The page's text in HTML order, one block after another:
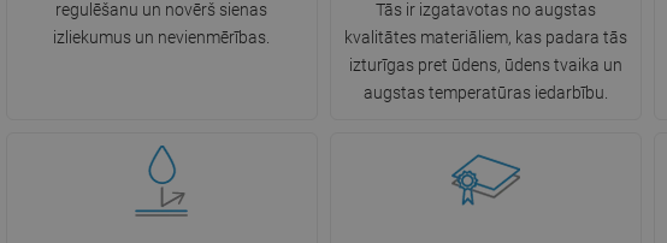
regulēšanu un novērš sienas
izliekumus un nevienmērības.
Tās ir izgatavotas no augstas
kvalitātes materiāliem, kas padara tās
izturīgas pret ūdens, ūdens tvaika un
augstas temperatūras iedarbību.